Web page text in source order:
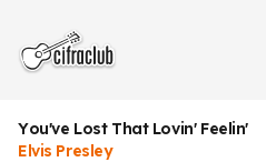
You've Lost That Lovin' Feelin'
Elvis Presley